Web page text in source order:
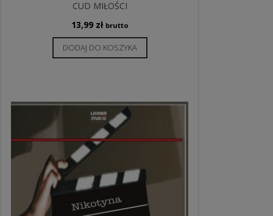
CUD MIŁOŚCI
13,99 zł brutto
DODAJ DO KOSZYKA